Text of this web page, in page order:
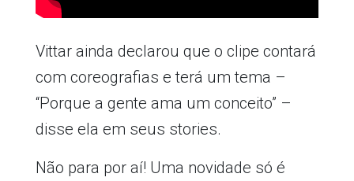
Vittar ainda declarou que o clipe contará
com coreografias e terá um tema –
“Porque a gente ama um conceito” –
disse ela em seus stories.
Não para por aí! Uma novidade só é